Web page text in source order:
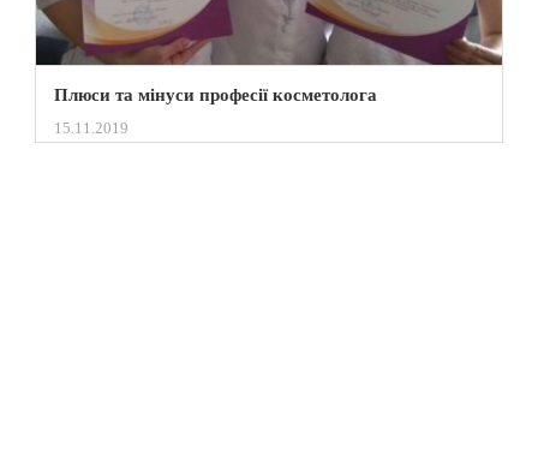
Плюси та мінуси професії косметолога
15.11.2019